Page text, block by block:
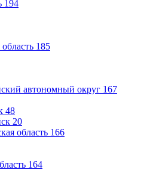
194
185
автономный округ 167
48
20
область 166
164